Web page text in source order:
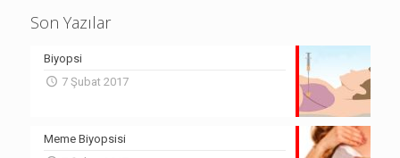
Son Yazılar
Biyopsi
7 Şubat 2017
Meme Biyopsisi